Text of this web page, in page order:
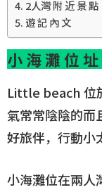
2人灣 附 近 景 點
遊 記 內 文
小 海 灘 位 址
Little beach 位
氣常常陰陰的
好旅伴，行動小
小海灘位在兩